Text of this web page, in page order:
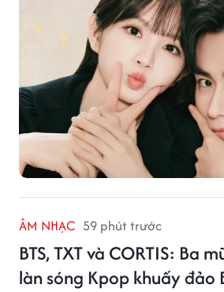
ÂM NHẠC 59 phút trước
BTS, TXT và CORTIS: Ba
làn sóng Kpop khuấy đảo